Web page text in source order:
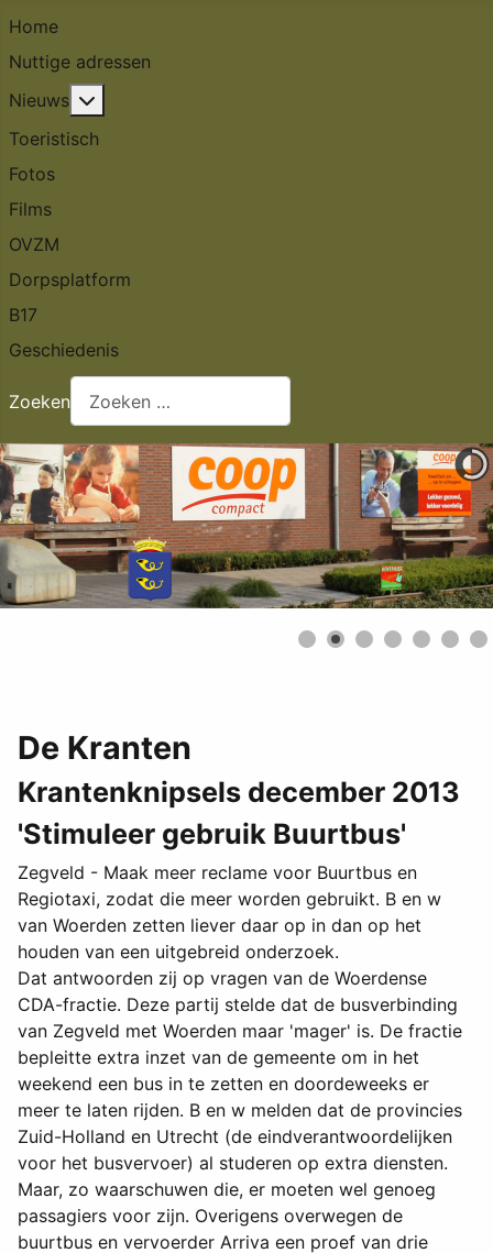
Home
Nuttige adressen
Nieuws
Toeristisch
Fotos
Films
OVZM
Dorpsplatform
B17
Geschiedenis
Zoeken
De Kranten
Krantenknipsels december 2013
'Stimuleer gebruik Buurtbus'
Zegveld - Maak meer reclame voor Buurtbus en
Regiotaxi, zodat die meer worden gebruikt. B en w
van Woerden zetten liever daar op in dan op het
houden van een uitgebreid onderzoek.
Dat antwoorden zij op vragen van de Woerdense
CDA-fractie. Deze partij stelde dat de busverbinding
van Zegveld met Woerden maar 'mager' is. De fractie
bepleitte extra inzet van de gemeente om in het
weekend een bus in te zetten en doordeweeks er
meer te laten rijden. B en w melden dat de provincies
Zuid-Holland en Utrecht (de eindverantwoordelijken
voor het busvervoer) al studeren op extra diensten.
Maar, zo waarschuwen die, er moeten wel genoeg
passagiers voor zijn. Overigens overwegen de
buurtbus en vervoerder Arriva een proef van drie